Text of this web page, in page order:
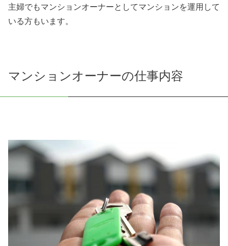
主婦でもマンションオーナーとしてマンションを運用して
いる方もいます。
マンションオーナーの仕事内容